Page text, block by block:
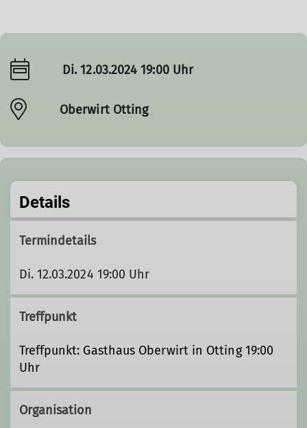
Di. 12.03.2024 19:00 Uhr
Oberwirt Otting
Details
Termindetails
Di. 12.03.2024 19:00 Uhr
Treffpunkt
Treffpunkt: Gasthaus Oberwirt in Otting 19:00
Uhr
Organisation